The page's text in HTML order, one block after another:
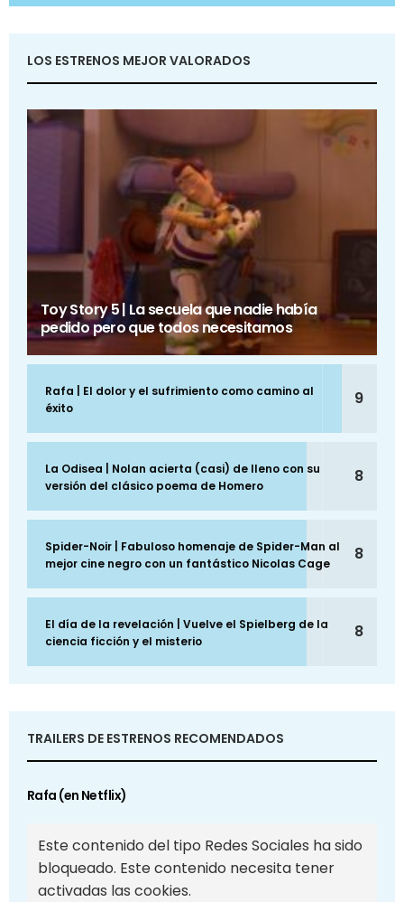
LOS ESTRENOS MEJOR VALORADOS
Toy Story 5 | La secuela que nadie había
pedido pero que todos necesitamos
Rafa | El dolor y el sufrimiento como camino al
éxito
9
La Odisea | Nolan acierta (casi) de lleno con su
versión del clásico poema de Homero
8
Spider-Noir | Fabuloso homenaje de Spider-Man al
mejor cine negro con un fantástico Nicolas Cage
8
El día de la revelación | Vuelve el Spielberg de la
ciencia ficción y el misterio
8
TRAILERS DE ESTRENOS RECOMENDADOS
Rafa (en Netflix)
Este contenido del tipo Redes Sociales ha sido
bloqueado. Este contenido necesita tener
activadas las cookies.